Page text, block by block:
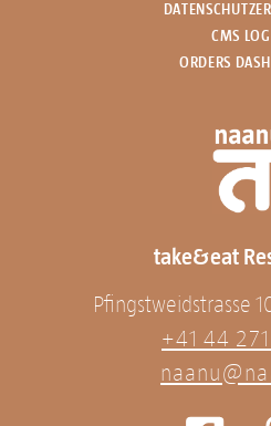
CMS
ORDERS
take&eat
Pfingstweidstrasse
+41 44